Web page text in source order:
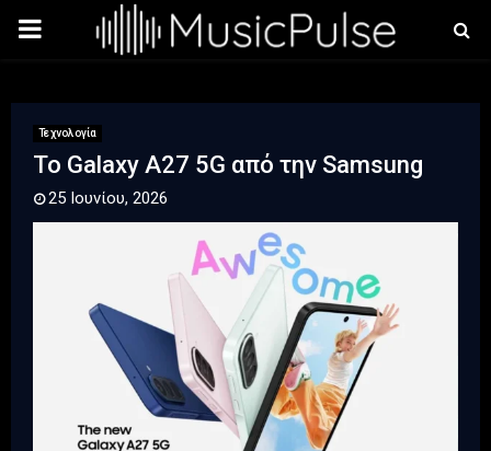
PRIMARY
Τεχνολογία
Το Galaxy A27 5G από την Samsung
25 Ιουνίου, 2026